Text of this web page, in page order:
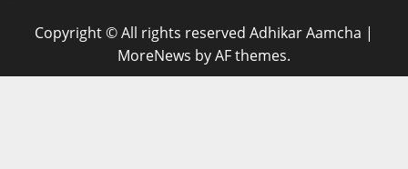
Copyright © All rights reserved Adhikar Aamcha |
MoreNews by AF themes.